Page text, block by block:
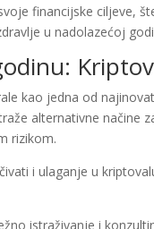
financijske ciljeve,
u nadolazećoj
kao jedna od
alternativne
rizikom.
i ulaganje u
istraživanje i